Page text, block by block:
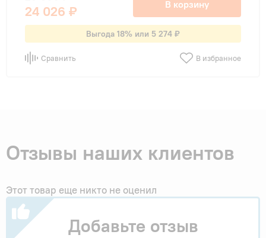
24 026 ₽ В корзину
Выгода 18% или 5 274 ₽
Сравнить В избранное
Отзывы наших клиентов
Этот товар еще никто не оценил
Добавьте отзыв